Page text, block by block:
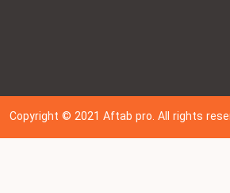
Copyright © 202 1Aftab pro. All rights